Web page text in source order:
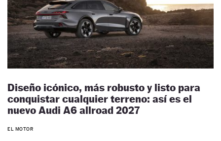
Diseño icónico, más robusto y listo para
conquistar cualquier terreno: así es el
nuevo Audi A6 allroad 2027
EL MOTOR